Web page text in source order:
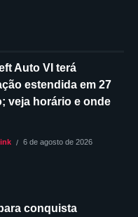
Auto VI terá
estendida em 27
veja horário e onde
6 de agosto de 2026
conquista